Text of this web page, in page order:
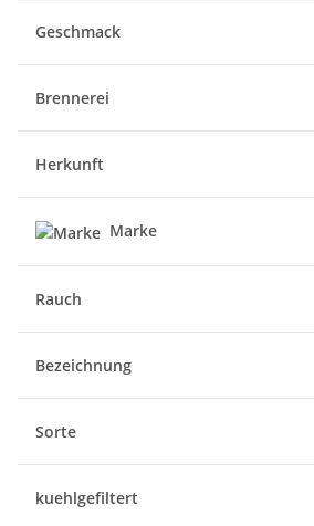
Geschmack
Brennerei
Herkunft
Marke
Rauch
Bezeichnung
Sorte
kuehlgefiltert